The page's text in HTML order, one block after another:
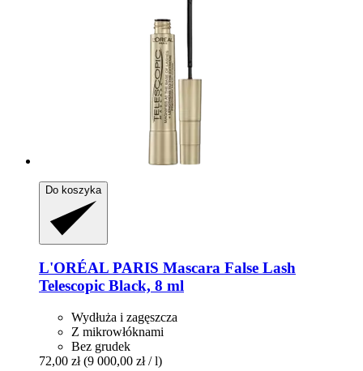
Do koszyka
L'ORÉAL PARIS Mascara False Lash
Telescopic Black, 8 ml
Wydłuża i zagęszcza
Z mikrowłóknami
Bez grudek
72,00 zł (9 000,00 zł / l)